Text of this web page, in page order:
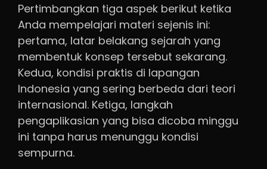
Pertimbangkan tiga aspek berikut ketika
Anda mempelajari materi sejenis ini:
pertama, latar belakang sejarah yang
membentuk konsep tersebut sekarang.
Kedua, kondisi praktis di lapangan
Indonesia yang sering berbeda dari teori
internasional. Ketiga, langkah
pengaplikasian yang bisa dicoba minggu
ini tanpa harus menunggu kondisi
sempurna.